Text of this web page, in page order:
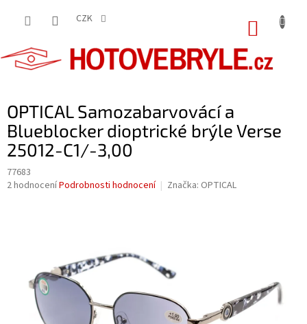
CZK
OPTICAL Samozabarvovácí a
Blueblocker dioptrické brýle Verse
25012-C1/-3,00
77683
Průměrné
hvězdiček.
2 hodnoceníPodrobnosti hodnocení Značka: OPTICAL